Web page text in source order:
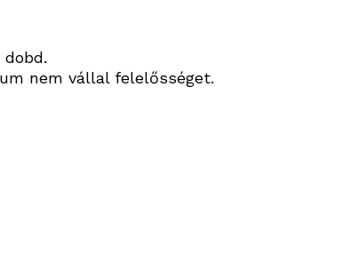
nem vállal felelősséget.